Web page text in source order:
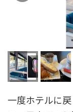
一度ホテルに